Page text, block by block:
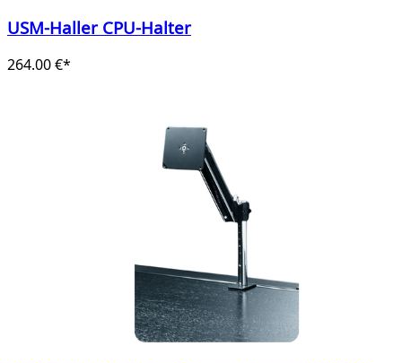
USM-Haller CPU-Halter
264.00 €*